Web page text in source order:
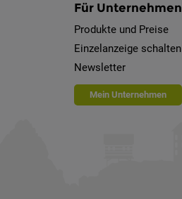
Für Unternehmen
Produkte und Preise
Einzelanzeige schalten
Newsletter
Mein Unternehmen